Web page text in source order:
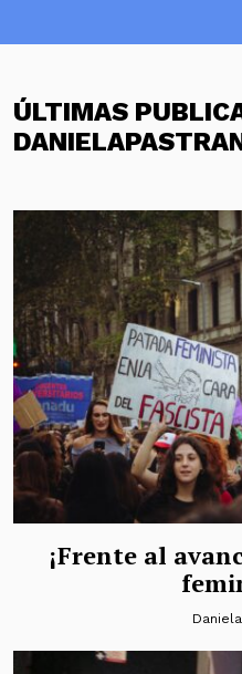
ÚLTIMAS
¡Frente al